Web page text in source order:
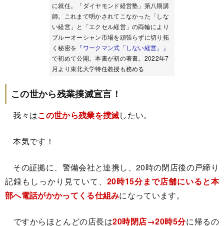
に就任。「ダイヤモンド経営塾」第八期講
師。これまで明かされてこなかった「しな
い経営」と「エクセル経営」の両輪により
ブルーオーシャン市場を頑張らずに切り拓
く秘密を 『ワークマン式「しない経営」』
で初めて公開。本書が初の著書。2022年7
月より東北大学特任教授も務める
この世から残業撲滅宣言！
我々はこの世から残業を撲滅したい。
本気です！
その証拠に、警備会社と連携し、20時の閉店後の戸締り
記録もしっかり見ていて、 20時15分まで店舗にいると本
部へ電話がかかってくる仕組みになっています。
ですからほとんどの店長は20時閉店→20時5分に帰るの